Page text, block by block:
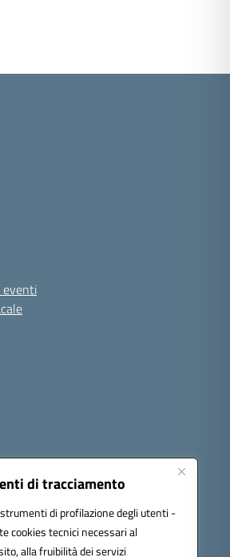
di tracciamento
di profilazione degli utenti -
cookies tecnici necessari al
alla fruibilità dei servizi
eventi